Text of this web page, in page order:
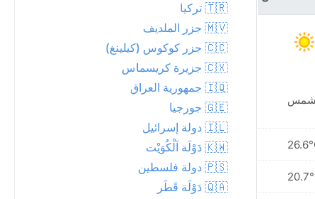
🇹🇷 تركيا
🇲🇻 جزر الملديف
🇨🇨 جزر كوكوس (كيلينغ)
🇨🇽 جزيرة كريسماس
🇮🇶 جمهورية العراق
🇬🇪 جورجيا
🇮🇱 دولة إسرائيل
🇰🇼 دَوْلَة اَلْكُوَيْت
🇵🇸 دولة فلسطين
🇶🇦 دَوْلَة قَطَر